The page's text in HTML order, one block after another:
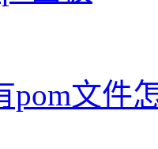
pom文件